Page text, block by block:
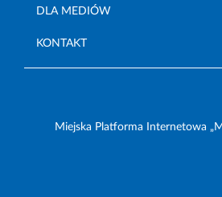
DLA MEDIÓW
KONTAKT
Miejska Platforma Internetowa